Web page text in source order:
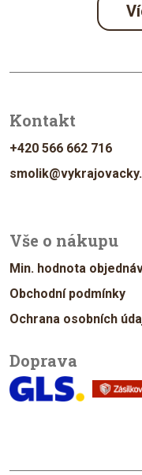
Kontakt
+420 566 662 716
Vše o nákupu
Min. hodnota
Obchodní podmínky
Ochrana osobních
Doprava